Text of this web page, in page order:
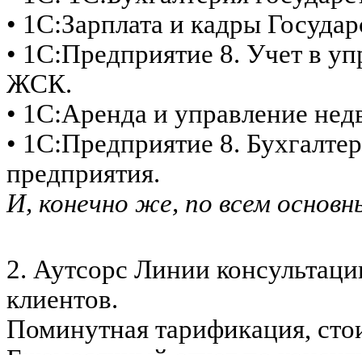
• 1С:Зарплата и кадры
• 1С:Предприятие 8. Учет в
ЖСК.
• 1С:Аренда и управление
• 1С:Предприятие 8.
предприятия.
И, конечно же, по всем
2. Аутсорс Линии
клиентов.
Поминутная тарификация,